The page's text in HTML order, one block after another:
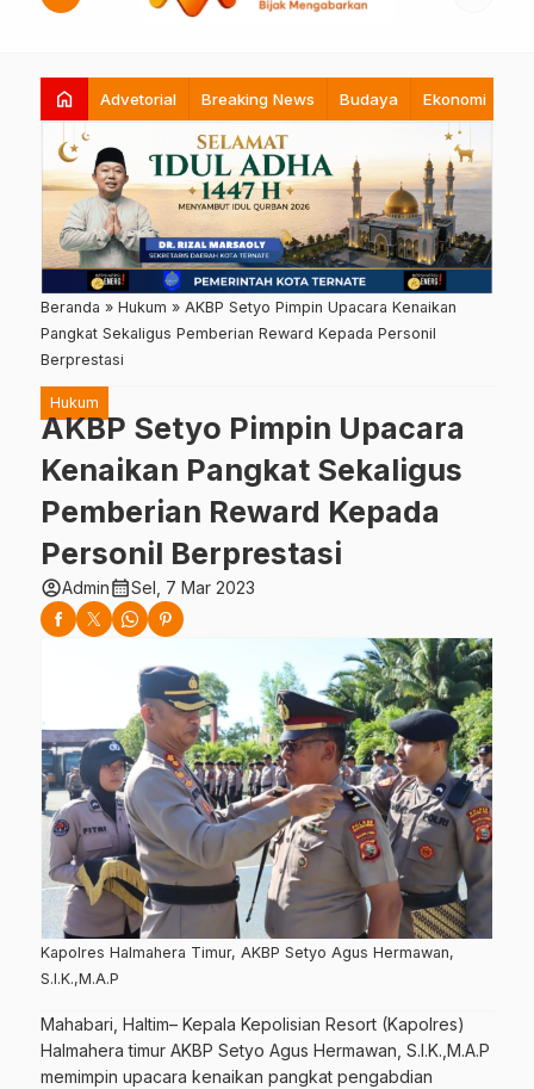
home Advetorial Breaking News Budaya Ekonomi
Beranda » Hukum » AKBP Setyo Pimpin Upacara Kenaikan
Pangkat Sekaligus Pemberian Reward Kepada Personil
Berprestasi
Hukum
AKBP Setyo Pimpin Upacara
Kenaikan Pangkat Sekaligus
Pemberian Reward Kepada
Personil Berprestasi
account_circleAdmincalendar_monthSel, 7 Mar 2023
Kapolres Halmahera Timur, AKBP Setyo Agus Hermawan,
S.I.K.,M.A.P
Mahabari, Haltim– Kepala Kepolisian Resort (Kapolres)
Halmahera timur AKBP Setyo Agus Hermawan, S.I.K.,M.A.P
memimpin upacara kenaikan pangkat pengabdian